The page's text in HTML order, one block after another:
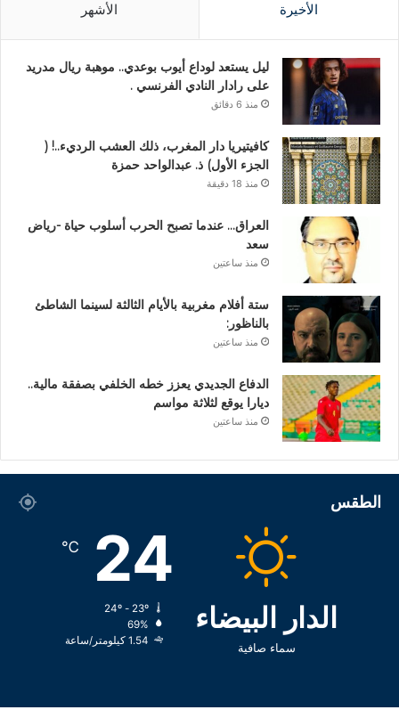
الأخيرة الأشهر
ليل يستعد لوداع أيوب بوعدي.. موهبة ريال مدريد
على رادار النادي الفرنسي .
منذ 6 دقائق
كافيتيريا دار المغرب، ذلك العشب الرديء..! (
الجزء الأول) ذ. عبدالواحد حمزة
منذ 18 دقيقة
العراق… عندما تصبح الحرب أسلوب حياة -رياض
سعد
منذ ساعتين
ستة أفلام مغربية بالأيام الثالثة لسينما الشاطئ
بالناظور:
منذ ساعتين
الدفاع الجديدي يعزز خطه الخلفي بصفقة مالية..
ديارا يوقع لثلاثة مواسم
منذ ساعتين
الطقس
الدار البيضاء
سماء صافية
24
℃
69%
1.54 كيلومتر/ساعة